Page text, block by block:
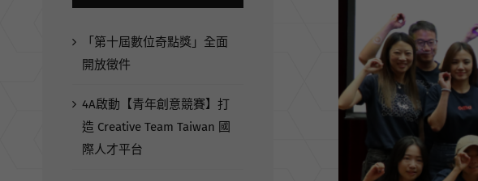
「第十屆數位奇點獎」全面
開放徵件
4A啟動【青年創意競賽】打
造 Creative Team Taiwan 國
際人才平台